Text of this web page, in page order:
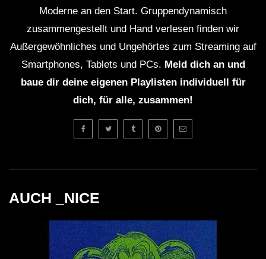
Moderne an den Start. Gruppendynamisch
zusammengestellt und Hand verlesen finden wir
Außergewöhnliches und Ungehörtes zum Streaming auf
Smartphones, Tablets und PCs. Meld dich an und
baue dir deine eigenen Playlisten individuell für
dich, für alle, zusammen!
AUCH _NICE